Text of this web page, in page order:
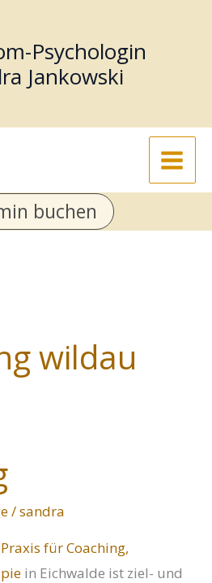
Psychologin
Jankowski
buchen
wildau
/sandra
Praxis für Coaching,
in Eichwalde ist ziel- und